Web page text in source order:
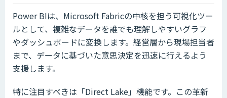
Power BIは、Microsoft Fabricの中核を担う可視化ツー
ルとして、複雑なデータを誰でも理解しやすいグラフ
やダッシュボードに変換します。経営層から現場担当者
まで、データに基づいた意思決定を迅速に行えるよう
支援します。
特に注目すべきは「Direct Lake」機能です。この革新